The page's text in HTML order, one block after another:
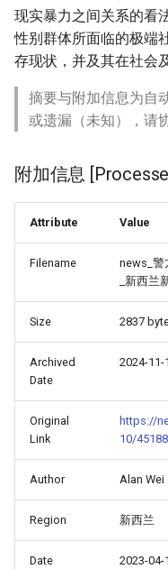
现实暴力之间关系的看
性别群体所面临的极端
存现状，并及其在社会
摘要与附加信息为自
或遗漏（未知），请
附加信息
Attribute Value
Filename
news_警
_新西兰
Size 2837
Archived
Date
2024-11-
Original
Link
https://
10/
Author Alan Wei
Region 新西兰
Date 2023-04-